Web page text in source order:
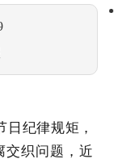
纪律规矩，
交织问题，近